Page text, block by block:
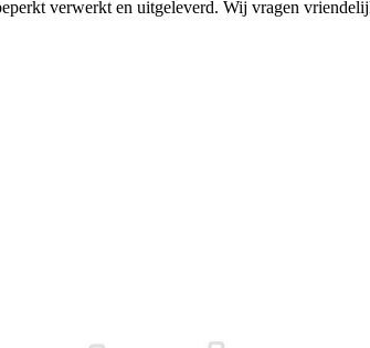
verwerkt en uitgeleverd. Wij vragen